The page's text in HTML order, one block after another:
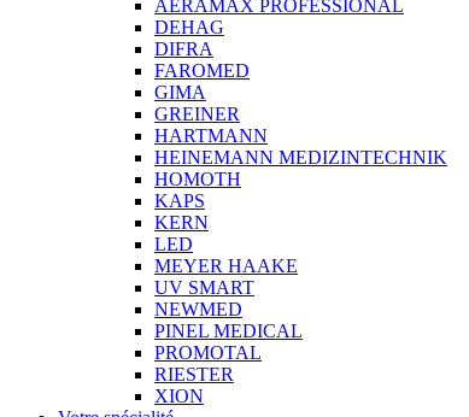
AERAMAX PROFESSIONAL
DEHAG
DIFRA
FAROMED
GIMA
GREINER
HARTMANN
HEINEMANN MEDIZINTECHNIK
HOMOTH
KAPS
KERN
LED
MEYER HAAKE
UV SMART
NEWMED
PINEL MEDICAL
PROMOTAL
RIESTER
XION